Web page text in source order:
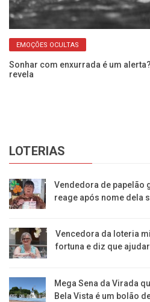
EMOÇÕES OCULTAS
Sonhar com enxurrada é um
revela
LOTERIAS
Vendedora de papelão
reage após nome dela
Vencedora da loteria
fortuna e diz que ajudar
Mega Sena da Virada
Bela Vista é um bolão